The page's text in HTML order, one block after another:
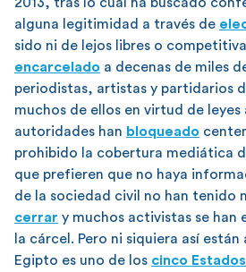
alguna legitimidad a través de
sido ni de lejos libres o
encarcelado a decenas de miles
periodistas, artistas y partidarios
muchos de ellos en virtud de
autoridades han bloqueado
prohibido la cobertura mediática
que prefieren que no haya
de la sociedad civil no han tenido
cerrar y muchos activistas se han
la cárcel. Pero ni siquiera así están
Egipto es uno de los cinco Estados